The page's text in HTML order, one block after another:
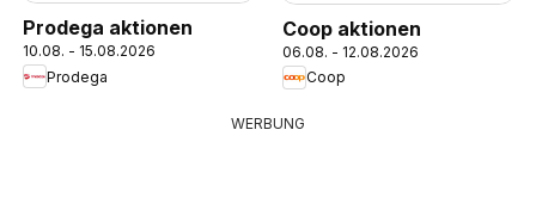
Prodega aktionen
10.08. - 15.08.2026
Prodega
Coop aktionen
06.08. - 12.08.2026
Coop
WERBUNG